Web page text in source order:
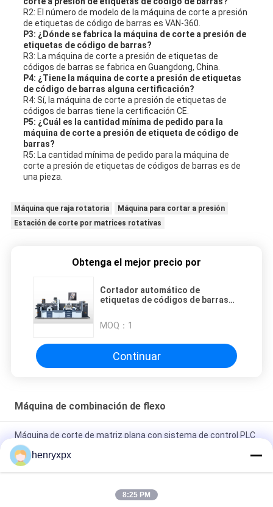
R2: El número de modelo de la máquina de corte a presión
de etiquetas de código de barras es VAN-360.
P3: ¿Dónde se fabrica la máquina de corte a presión de
etiquetas de código de barras?
R3: La máquina de corte a presión de etiquetas de
códigos de barras se fabrica en Guangdong, China.
P4: ¿Tiene la máquina de corte a presión de etiquetas
de código de barras alguna certificación?
R4: Sí, la máquina de corte a presión de etiquetas de
códigos de barras tiene la certificación CE.
P5: ¿Cuál es la cantidad mínima de pedido para la
máquina de corte a presión de etiqueta de código de
barras?
R5: La cantidad mínima de pedido para la máquina de
corte a presión de etiquetas de códigos de barras es de
una pieza.
Máquina que raja rotatoria
Máquina para cortar a presión
Estación de corte por matrices rotativas
Obtenga el mejor precio por
Cortador automático de
etiquetas de códigos de barras
personalizado
MOQ： 1
Continuar
Máquina de combinación de flexo
Máquina de corte de matriz plana con sistema de control PLC
y sistema de protección de seguridad
Máquina de corte eléctrica rotativa de alta fuerza de corte
henryxpx
8:25 PM